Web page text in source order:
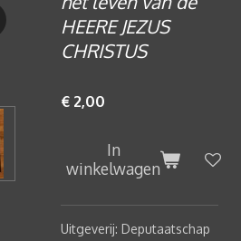
HEERE JEZUS
CHRISTUS
€ 2,00
In
winkelwagen
Uitgeverij: Deputaatschap